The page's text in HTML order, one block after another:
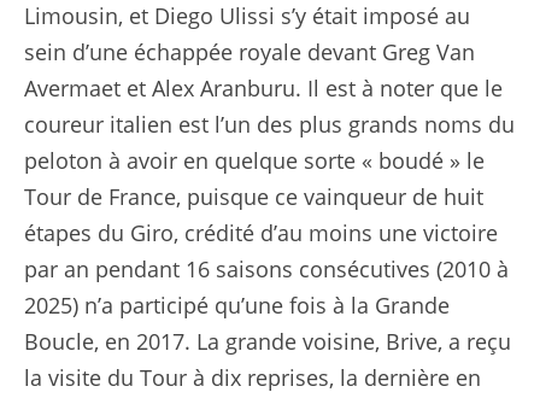
Limousin, et Diego Ulissi s’y était imposé au
sein d’une échappée royale devant Greg Van
Avermaet et Alex Aranburu. Il est à noter que le
coureur italien est l’un des plus grands noms du
peloton à avoir en quelque sorte « boudé » le
Tour de France, puisque ce vainqueur de huit
étapes du Giro, crédité d’au moins une victoire
par an pendant 16 saisons consécutives (2010 à
2025) n’a participé qu’une fois à la Grande
Boucle, en 2017. La grande voisine, Brive, a reçu
la visite du Tour à dix reprises, la dernière en